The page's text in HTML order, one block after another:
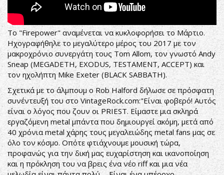
Το "Firepower" αναμένεται να κυκλοφορήσει το Μάρτιο.
Ηχογραφήθηλε το μεγαλύτερο μέρος του 2017 με τον
μακροχρόνιο συνεργάτη τους Tom Allom, τον γνωστό Andy
Sneap (MEGADETH, EXODUS, TESTAMENT, ACCEPT) και
τον ηχολήπτη Mike Exeter (BLACK SABBATH).
Σχετικά με το άλμπουμ ο Rob Halford δήλωσε σε πρόσφατη
συνέντευξή του στο VintageRock.com:"Είναι φοβερό! Αυτός
είναι ο λόγος που ζουν οι PRIEST. Είμαστε μια σκληρά
εργαζόμενη metal μπάντα που δημιουργεί ακόμη, μετά από
40 χρόνια metal χάρης τους μεγαλειώδης metal fans μας σε
όλο τον κόσμο. Οπότε φτιάχνουμε μουσική τώρα,
προφανώς για την δική μας ευχαρίστηση και ικανοποίηση
και η πρόκληση του να βρεις ένα νέο riff και μια νέα